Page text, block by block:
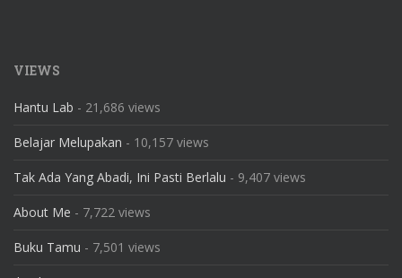
VIEWS
Hantu Lab - 21,686 views
Belajar Melupakan - 10,157 views
Tak Ada Yang Abadi, Ini Pasti Berlalu - 9,407 views
About Me - 7,722 views
Buku Tamu - 7,501 views